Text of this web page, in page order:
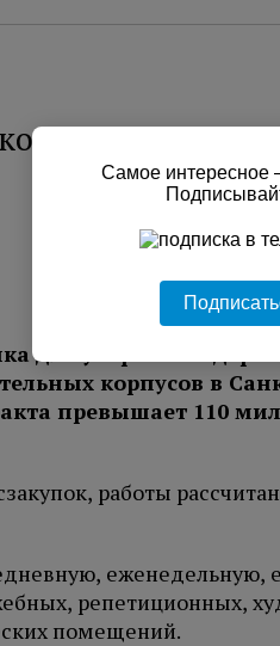
театра
для уборки и
корпусов в
превышает 110
работы
еженедельную,
репетиционных,
помещений.
Самое интересное